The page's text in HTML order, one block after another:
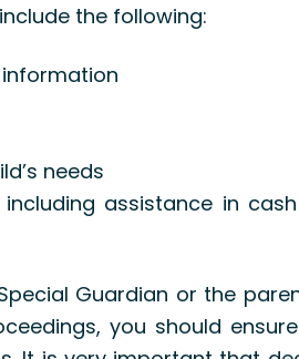
the following:
information
needs
including assistance in
Guardian or the
you should